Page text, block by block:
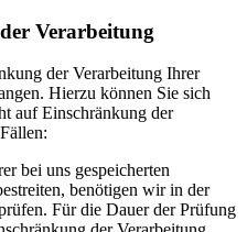
Verarbeitung
der Verarbeitung Ihrer
Hierzu können Sie sich
auf Einschränkung der
bei uns gespeicherten
benötigen wir in der
Für die Dauer der Prüfung